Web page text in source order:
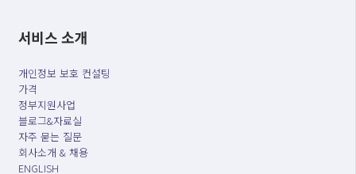
서비스 소개
개인정보 보호 컨설팅
가격
정부지원사업
블로그&자료실
자주 묻는 질문
회사소개 & 채용
ENGLISH